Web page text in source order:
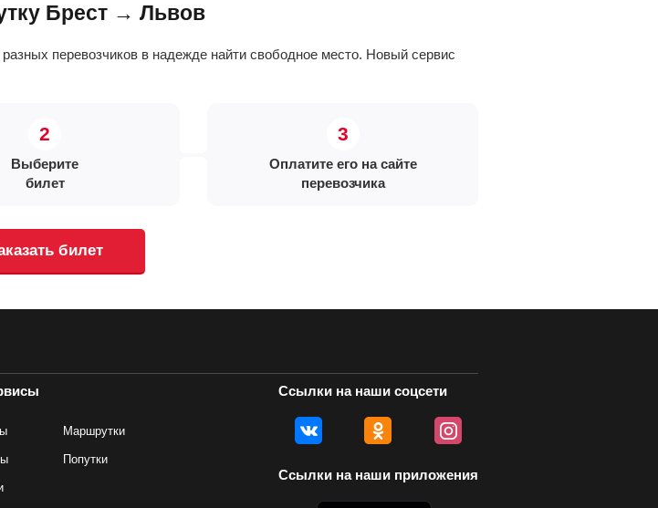
Брест → Львов
перевозчиков в надежде найти свободное место. Новый сервис
Выберите
билет
Оплатите его на сайте
перевозчика
билет
Маршрутки
Попутки
Ссылки на наши соцсети
Ссылки на наши приложения